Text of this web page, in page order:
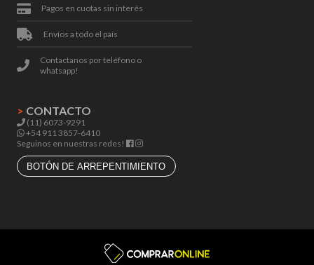
Pagos en cuotas sin interés
Envíos a todo el país
Contactanos por teléfono o
whatsapp!
> CONTACTO
(11) 6073-9291
+54 911 3857-6410
Seguinos en nuestras redes!
BOTÓN DE ARREPENTIMIENTO